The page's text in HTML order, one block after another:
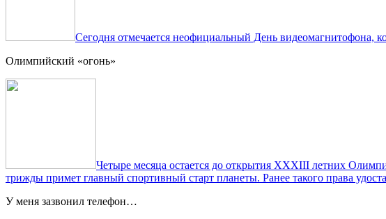
Сегодня отмечается неофициальный День видеомагнитофона,
Олимпийский «огонь»
Четыре месяца остается до открытия XXXIII летних
трижды примет главный спортивный старт планеты. Ранее такого права
У меня зазвонил телефон…